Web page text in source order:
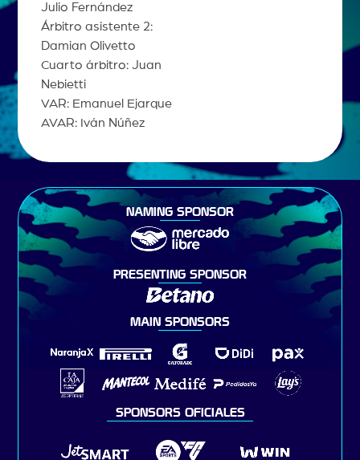
Julio Fernández
Árbitro asistente 2:
Damian Olivetto
Cuarto árbitro: Juan
Nebietti
VAR: Emanuel Ejarque
AVAR: Iván Núñez
NAMING SPONSOR
PRESENTING SPONSOR
MAIN SPONSORS
SPONSORS OFICIALES